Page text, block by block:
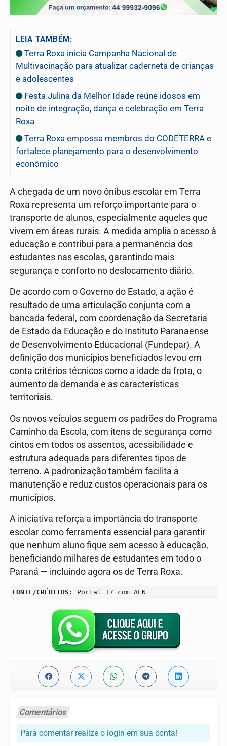
LEIA TAMBÉM:
Terra Roxa inicia Campanha Nacional de
Multivacinação para atualizar caderneta de crianças
e adolescentes
Festa Julina da Melhor Idade reúne idosos em
noite de integração, dança e celebração em Terra
Roxa
Terra Roxa empossa membros do CODETERRA e
fortalece planejamento para o desenvolvimento
econômico
A chegada de um novo ônibus escolar em Terra
Roxa representa um reforço importante para o
transporte de alunos, especialmente aqueles que
vivem em áreas rurais. A medida amplia o acesso à
educação e contribui para a permanência dos
estudantes nas escolas, garantindo mais
segurança e conforto no deslocamento diário.
De acordo com o Governo do Estado, a ação é
resultado de uma articulação conjunta com a
bancada federal, com coordenação da Secretaria
de Estado da Educação e do Instituto Paranaense
de Desenvolvimento Educacional (Fundepar). A
definição dos municípios beneficiados levou em
conta critérios técnicos como a idade da frota, o
aumento da demanda e as características
territoriais.
Os novos veículos seguem os padrões do Programa
Caminho da Escola, com itens de segurança como
cintos em todos os assentos, acessibilidade e
estrutura adequada para diferentes tipos de
terreno. A padronização também facilita a
manutenção e reduz custos operacionais para os
municípios.
A iniciativa reforça a importância do transporte
escolar como ferramenta essencial para garantir
que nenhum aluno fique sem acesso à educação,
beneficiando milhares de estudantes em todo o
Paraná — incluindo agora os de Terra Roxa.
FONTE/CRÉDITOS: Portal T7 com AEN
Comentários
Para comentar realize o login em sua conta!